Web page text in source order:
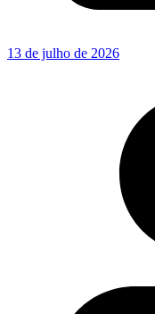
13 de julho de 2026